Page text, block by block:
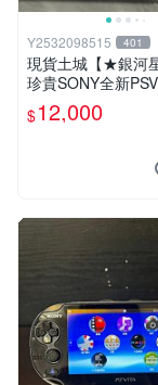
Y2532098515 401
現貨土城【★銀河
珍貴SONY全新
機.可轉換中文.全新
用
$12,000